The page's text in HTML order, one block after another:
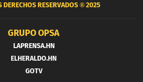
DERECHOS RESERVADOS ®2025
GRUPO OPSA
LAPRENSA.HN
ELHERALDO.HN
GOTV